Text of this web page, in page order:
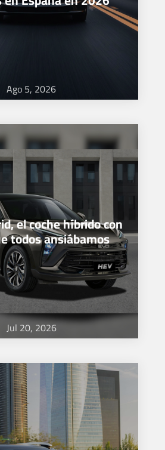
Ago 5, 2026
el coche híbrido con
todos ansiábamos
Jul 20, 2026